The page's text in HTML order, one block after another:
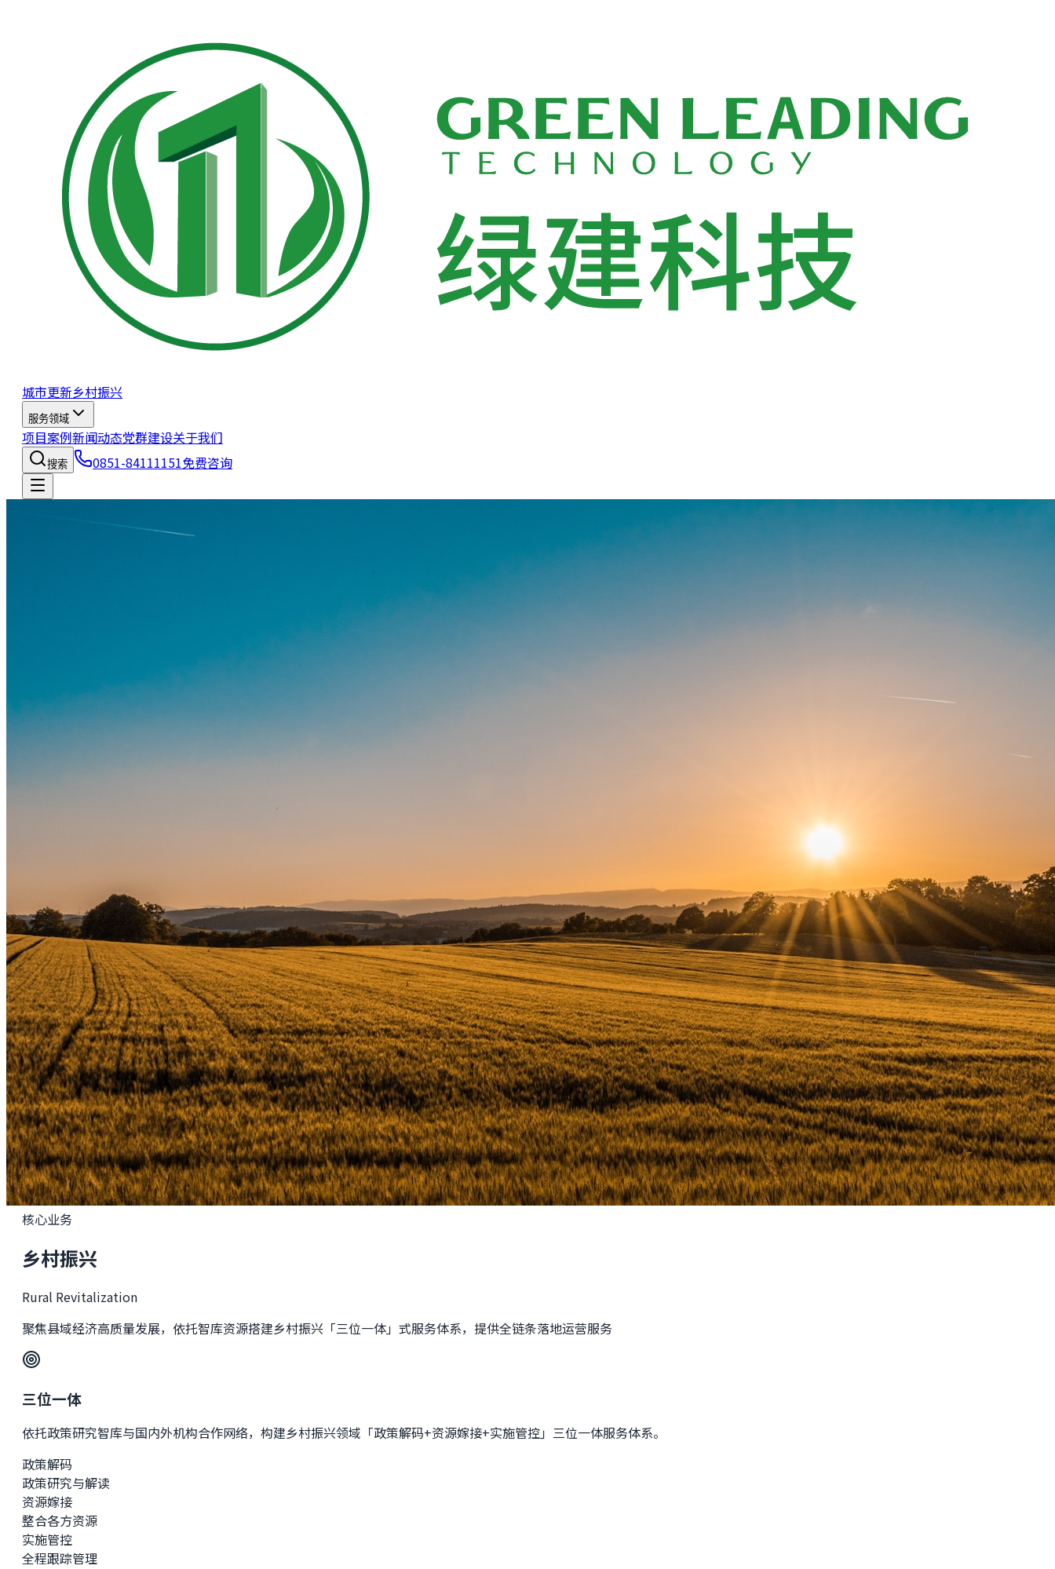
城市更新乡村振兴
服务领域
项目案例新闻动态党群建设关于我们
搜索 0851-84111151免费咨询
核心业务
乡村振兴
Rural Revitalization
聚焦县域经济高质量发展，依托智库资源搭建乡村振兴「三位一体」式服务体系，提供全链条落地运营服务
三位一体
依托政策研究智库与国内外机构合作网络，构建乡村振兴领域「政策解码+资源嫁接+实施管控」三位一体服务体系。
政策解码
政策研究与解读
资源嫁接
整合各方资源
实施管控
全程跟踪管理